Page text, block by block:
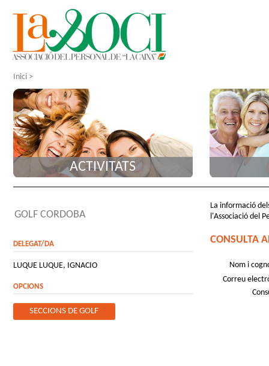
Inici >
ACTIVITATS
GOLF CORDOBA
DELEGAT/DA
LUQUE LUQUE, IGNACIO
OPCIONS
SECCIONS DE GOLF
La informació
l'Associació del
CONSULTA
Nom i
Correu